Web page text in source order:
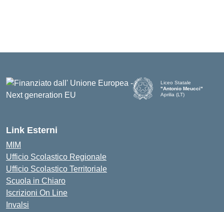
Liceo Statale
"Antonio Meucci"
Aprilia (LT)
Link Esterni
MIM
Ufficio Scolastico Regionale
Ufficio Scolastico Territoriale
Scuola in Chiaro
Iscrizioni On Line
Invalsi